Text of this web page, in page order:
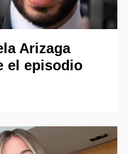
Arizaga
el episodio